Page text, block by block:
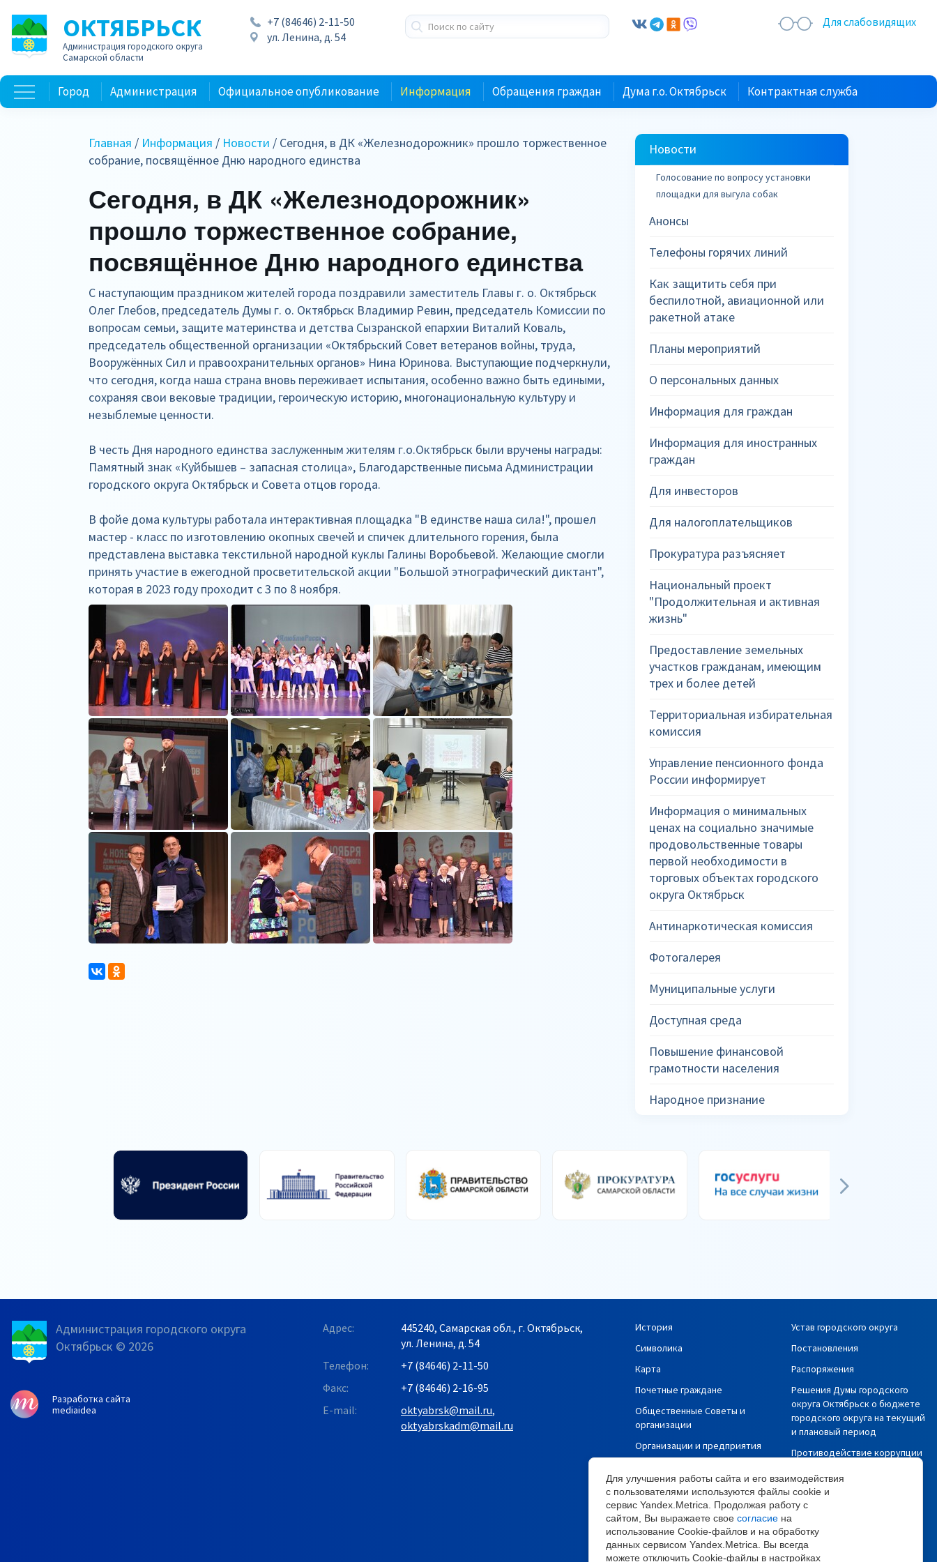
ОКТЯБРЬСК
Администрация городского округа
Самарской области
+7 (84646) 2-11-50
ул. Ленина, д. 54
Для слабовидящих
Город Администрация Официальное опубликование Информация Обращения граждан Дума г.о. Октябрьск Контрактная служба
Главная / Информация / Новости / Сегодня, в ДК «Железнодорожник» прошло торжественное
собрание, посвящённое Дню народного единства
Сегодня, в ДК «Железнодорожник»
прошло торжественное собрание,
посвящённое Дню народного единства
С наступающим праздником жителей города поздравили заместитель Главы г. о. Октябрьск
Олег Глебов, председатель Думы г. о. Октябрьск Владимир Ревин, председатель Комиссии по
вопросам семьи, защите материнства и детства Сызранской епархии Виталий Коваль,
председатель общественной организации «Октябрьский Совет ветеранов войны, труда,
Вооружённых Сил и правоохранительных органов» Нина Юринова. Выступающие подчеркнули,
что сегодня, когда наша страна вновь переживает испытания, особенно важно быть едиными,
сохраняя свои вековые традиции, героическую историю, многонациональную культуру и
незыблемые ценности.
В честь Дня народного единства заслуженным жителям г.о.Октябрьск были вручены награды:
Памятный знак «Куйбышев – запасная столица», Благодарственные письма Администрации
городского округа Октябрьск и Совета отцов города.
В фойе дома культуры работала интерактивная площадка "В единстве наша сила!", прошел
мастер - класс по изготовлению окопных свечей и спичек длительного горения, была
представлена выставка текстильной народной куклы Галины Воробьевой. Желающие смогли
принять участие в ежегодной просветительской акции "Большой этнографический диктант",
которая в 2023 году проходит с 3 по 8 ноября.
Новости
Голосование по вопросу установки
площадки для выгула собак
Анонсы
Телефоны горячих линий
Как защитить себя при
беспилотной, авиационной или
ракетной атаке
Планы мероприятий
О персональных данных
Информация для граждан
Информация для иностранных
граждан
Для инвесторов
Для налогоплательщиков
Прокуратура разъясняет
Национальный проект
"Продолжительная и активная
жизнь"
Предоставление земельных
участков гражданам, имеющим
трех и более детей
Территориальная избирательная
комиссия
Управление пенсионного фонда
России информирует
Информация о минимальных
ценах на социально значимые
продовольственные товары
первой необходимости в
торговых объектах городского
округа Октябрьск
Антинаркотическая комиссия
Фотогалерея
Муниципальные услуги
Доступная среда
Повышение финансовой
грамотности населения
Народное признание
Администрация городского округа
Октябрьск © 2026
Разработка сайта
mediaidea
Для улучшения работы сайта и его взаимодействия
с пользователями используются файлы cookie и
сервис Yandex.Metrica. Продолжая работу с
сайтом, Вы выражаете свое согласие на
использование Cookie-файлов и на обработку
данных сервисом Yandex.Metrica. Вы всегда
можете отключить Cookie-файлы в настройках
Адрес:
445240, Самарская обл., г. Октябрьск,
ул. Ленина, д. 54
Телефон:
+7 (84646) 2-11-50
Факс:
+7 (84646) 2-16-95
E-mail:
oktyabrsk@mail.ru,
oktyabrskadm@mail.ru
История
Символика
Карта
Почетные граждане
Общественные Советы и
организации
Организации и предприятия
Политика в отношении
обработки и защиты
персональных данных
Политика
конфиденциальности
Устав городского округа
Постановления
Распоряжения
Решения Думы городского
округа Октябрьск о бюджете
городского округа на текущий
и плановый период
Противодействие коррупции
Сведения об исполнении
бюджета
Информация о доходах,
расходах, заработной плате
Муниципальные закупки